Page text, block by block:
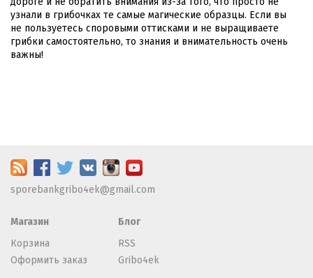
узнали в грибочках те самые магические образцы. Если вы
не пользуетесь споровыми оттисками и не выращиваете
грибки самостоятельно, то знания и внимательность очень
важны!
sporebankgribo4ek@gmail.com
Магазин
Корзина
Оформить заказ
Блог
RSS
Gribo4ek